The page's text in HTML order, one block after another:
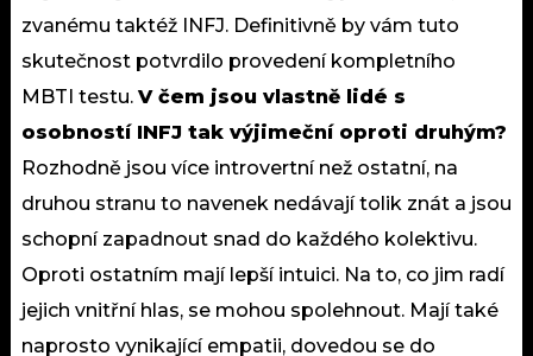
zvanému taktéž INFJ. Definitivně by vám tuto
skutečnost potvrdilo provedení kompletního
MBTI testu. V čem jsou vlastně lidé s
osobností INFJ tak výjimeční oproti druhým?
Rozhodně jsou více introvertní než ostatní, na
druhou stranu to navenek nedávají tolik znát a jsou
schopní zapadnout snad do každého kolektivu.
Oproti ostatním mají lepší intuici. Na to, co jim radí
jejich vnitřní hlas, se mohou spolehnout. Mají také
naprosto vynikající empatii, dovedou se do